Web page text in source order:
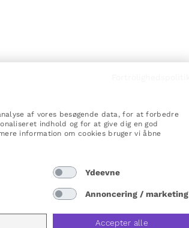
af vores besøgende data, for at forbedre
indhold og for at give dig en god
information om cookies bruger vi åbne
Ydeevne
Annoncering / marketing
Accepter alle